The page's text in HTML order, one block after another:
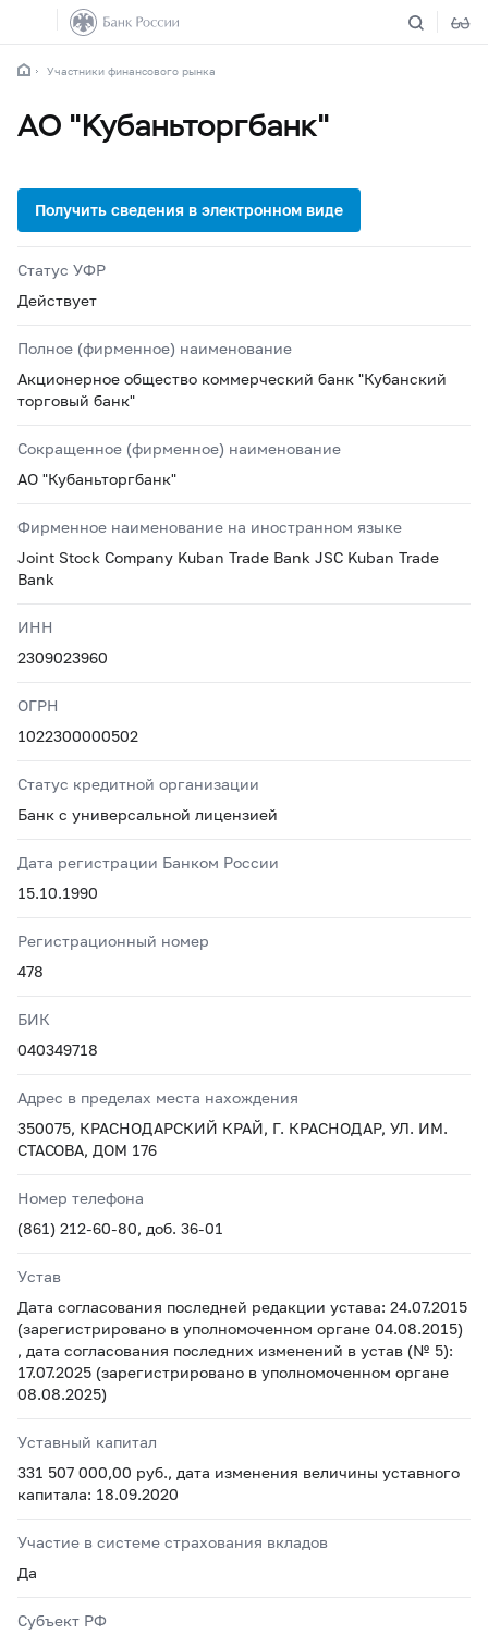
Участники финансового рынка
АО "Кубаньторгбанк"
Статус УФР
Действует
Полное (фирменное) наименование
Акционерное общество коммерческий банк "Кубанский
торговый банк"
Сокращенное (фирменное) наименование
АО "Кубаньторгбанк"
Фирменное наименование на иностранном языке
Joint Stock Company Kuban Trade Bank JSC Kuban Trade
Bank
ИНН
2309023960
ОГРН
1022300000502
Статус кредитной организации
Банк с универсальной лицензией
Дата регистрации Банком России
15.10.1990
Регистрационный номер
478
БИК
040349718
Адрес в пределах места нахождения
350075, КРАСНОДАРСКИЙ КРАЙ, Г. КРАСНОДАР, УЛ. ИМ.
СТАСОВА, ДОМ 176
Номер телефона
(861) 212-60-80, доб. 36-01
Устав
Дата согласования последней редакции устава: 24.07.2015
(зарегистрировано в уполномоченном органе 04.08.2015)
, дата согласования последних изменений в устав (№ 5):
17.07.2025 (зарегистрировано в уполномоченном органе
08.08.2025)
Уставный капитал
331 507 000,00 руб., дата изменения величины уставного
капитала: 18.09.2020
Участие в системе страхования вкладов
Да
Субъект РФ